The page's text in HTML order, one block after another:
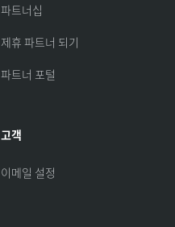
파트너십
제휴 파트너 되기
파트너 포털
고객
이메일 설정